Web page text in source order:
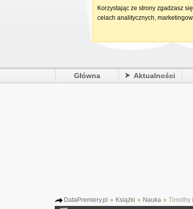
Główna Aktualności
DataPremiery.pl » Książki » Nauka » Timothy
Korzystając ze strony zgadzasz
celach analitycznych,